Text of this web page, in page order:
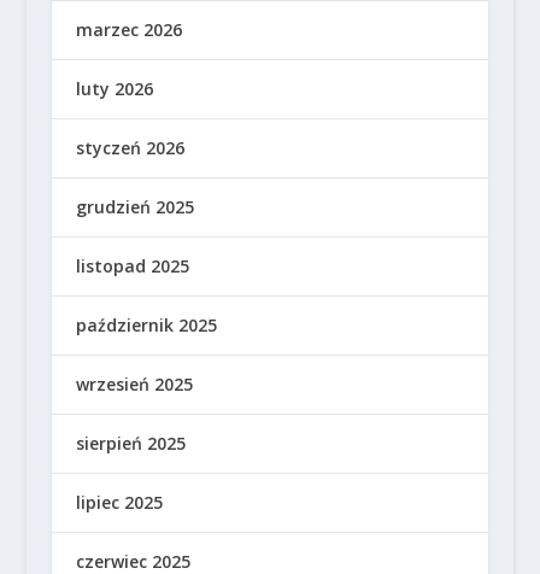
marzec 2026
luty 2026
styczeń 2026
grudzień 2025
listopad 2025
październik 2025
wrzesień 2025
sierpień 2025
lipiec 2025
czerwiec 2025